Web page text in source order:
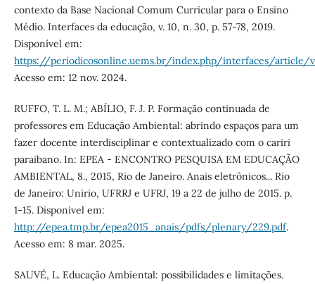
contexto da Base Nacional Comum Curricular para o Ensino
Médio. Interfaces da educação, v. 10, n. 30, p. 57-78, 2019.
Disponível em:
https://periodicosonline.uems.br/index.php/interfaces/article/
Acesso em: 12 nov. 2024.
RUFFO, T. L. M.; ABÍLIO, F. J. P. Formação continuada de
professores em Educação Ambiental: abrindo espaços para um
fazer docente interdisciplinar e contextualizado com o cariri
paraibano. In: EPEA - ENCONTRO PESQUISA EM EDUCAÇÃO
AMBIENTAL, 8., 2015, Rio de Janeiro. Anais eletrônicos... Rio
de Janeiro: Unirio, UFRRJ e UFRJ, 19 a 22 de julho de 2015. p.
1-15. Disponível em:
http://epea.tmp.br/epea2015_anais/pdfs/plenary/229.pdf.
Acesso em: 8 mar. 2025.
SAUVÉ, L. Educação Ambiental: possibilidades e limitações.